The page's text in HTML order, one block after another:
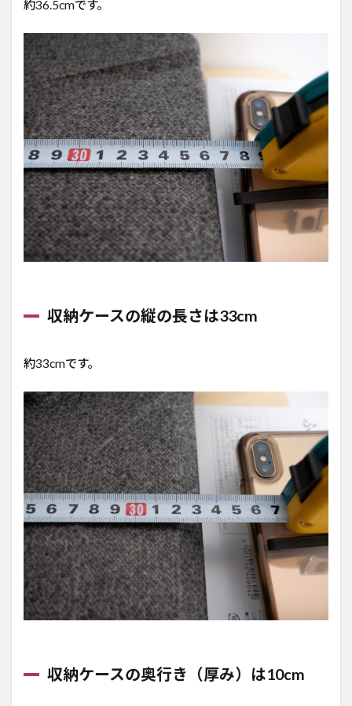
約36.5cmです。
収納ケースの縦の長さは33cm
約33cmです。
収納ケースの奥行き（厚み）は10cm